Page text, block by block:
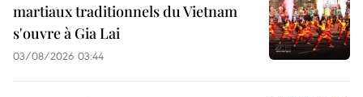
martiaux traditionnels du Vietnam
s'ouvre à Gia Lai
03/08/2026 03:44